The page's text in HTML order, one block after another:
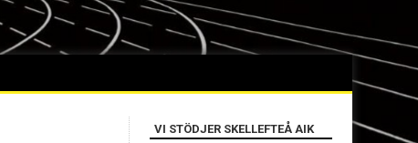
VI STÖDJER SKELLEFTEÅ AIK